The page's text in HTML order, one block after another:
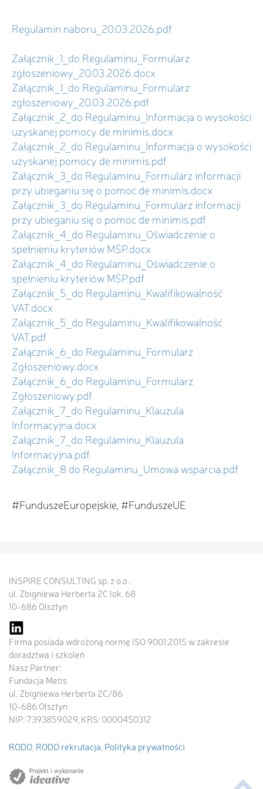
Regulamin naboru_20.03.2026.pdf
Załącznik_1_do Regulaminu_Formularz
zgłoszeniowy_20.03.2026.docx
Załącznik_1_do Regulaminu_Formularz
zgłoszeniowy_20.03.2026.pdf
Załącznik_2_do Regulaminu_Informacja o wysokości
uzyskanej pomocy de minimis.docx
Załącznik_2_do Regulaminu_Informacja o wysokości
uzyskanej pomocy de minimis.pdf
Załącznik_3_do Regulaminu_Formularz informacji
przy ubieganiu się o pomoc de minimis.docx
Załącznik_3_do Regulaminu_Formularz informacji
przy ubieganiu się o pomoc de minimis.pdf
Załącznik_4_do Regulaminu_Oświadczenie o
spełnieniu kryteriów MŚP.docx
Załącznik_4_do Regulaminu_Oświadczenie o
spełnieniu kryteriów MŚP.pdf
Załącznik_5_do Regulaminu_Kwalifikowalność
VAT.docx
Załącznik_5_do Regulaminu_Kwalifikowalność
VAT.pdf
Załącznik_6_do Regulaminu_Formularz
Zgłoszeniowy.docx
Załącznik_6_do Regulaminu_Formularz
Zgłoszeniowy.pdf
Załącznik_7_do Regulaminu_Klauzula
Informacyjna.docx
Załącznik_7_do Regulaminu_Klauzula
Informacyjna.pdf
Załącznik_8 do Regulaminu_Umowa wsparcia.pdf
#FunduszeEuropejskie, #FunduszeUE
INSPIRE CONSULTING sp. z o.o.
ul. Zbigniewa Herberta 2C lok. 68
10-686 Olsztyn
Firma posiada wdrożoną normę ISO 9001:2015 w zakresie
doradztwa i szkoleń
Nasz Partner:
Fundacja Metis
ul. Zbigniewa Herberta 2C/86
10-686 Olsztyn
NIP: 7393859029, KRS: 0000450312
RODO RODO rekrutacja Polityka prywatności